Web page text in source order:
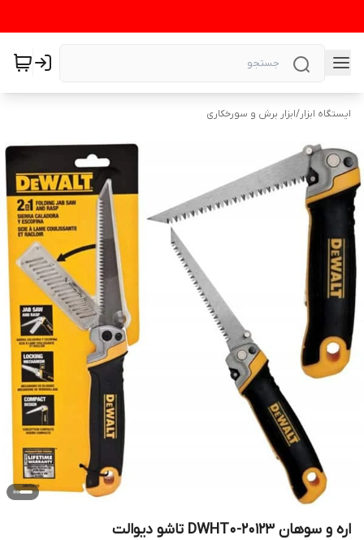
ایستگاه ابزار/ابزار برش و سورخکاری
اره و سوهان DWHT0-20123 تاشو دیوالت